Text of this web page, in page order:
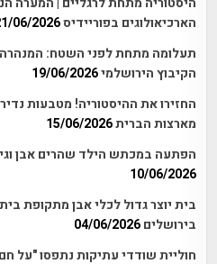
הארכיאולוגים בפוריידיס06/2026
תעלומה מתחת לפני השטח:
הקיבוץ הירושלמי19/06/2026
החזירו את ההיסטוריה! מטבעות
מארצות הברית15/06/2026
הפתעה במכתש הילד שהרים אבן וגילה
10/06/2026
בית יוצר גדול לכלי אבן מתקופת
בירושלים 04/06/2026
חוליית שודדי עתיקות נתפסו